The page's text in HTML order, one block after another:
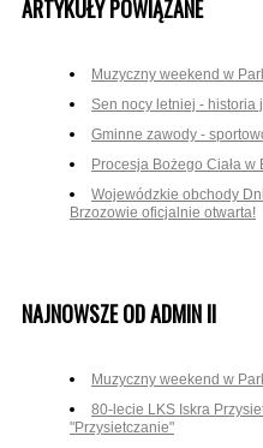
ARTYKUŁY POWIĄZANE
Muzyczny weekend w
Sen nocy letniej - historia
Gminne zawody -
Procesja Bożego Ciała w
Wojewódzkie obchody
Brzozowie oficjalnie otwarta!
NAJNOWSZE OD ADMIN II
Muzyczny weekend w
80-lecie LKS Iskra
"Przysietczanie"